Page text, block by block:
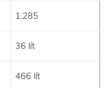
1.285
36 lít
466 lít